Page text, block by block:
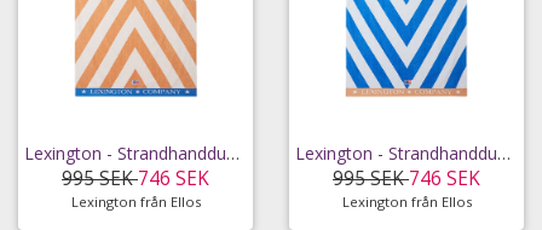
Lexington - Strandhandduk Graphic Cotton Velour Beach Towel - Beige - 100X180
995 SEK746 SEK
Lexington från Ellos
Lexington - Strandhandduk Graphic Cotton Velour Beach Towel - Blå - 100X180
995 SEK746 SEK
Lexington från Ellos